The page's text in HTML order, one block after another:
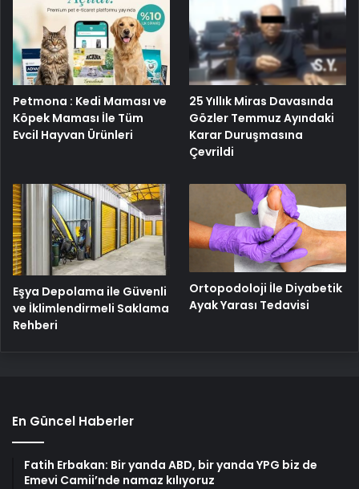
Petmona : Kedi Maması ve
Köpek Maması İle Tüm
Evcil Hayvan Ürünleri
25 Yıllık Miras Davasında
Gözler Temmuz Ayındaki
Karar Duruşmasına
Çevrildi
Eşya Depolama ile Güvenli
ve İklimlendirmeli Saklama
Rehberi
Ortopodoloji İle Diyabetik
Ayak Yarası Tedavisi
En Güncel Haberler
Fatih Erbakan: Bir yanda ABD, bir yanda YPG biz de
Emevi Camii’nde namaz kılıyoruz